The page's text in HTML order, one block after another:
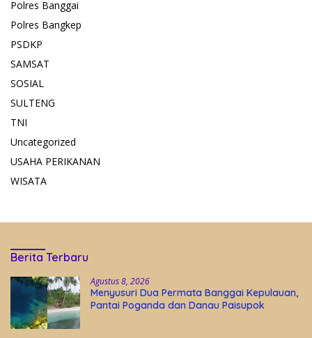
Polres Banggai
Polres Bangkep
PSDKP
SAMSAT
SOSIAL
SULTENG
TNI
Uncategorized
USAHA PERIKANAN
WISATA
Berita Terbaru
Agustus 8, 2026
Menyusuri Dua Permata Banggai Kepulauan,
Pantai Poganda dan Danau Paisupok